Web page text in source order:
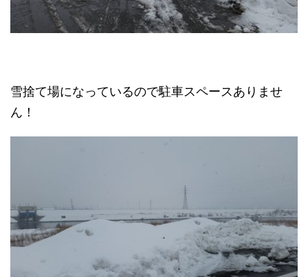
雪捨て場になっているので駐車スペースありませ
ん！